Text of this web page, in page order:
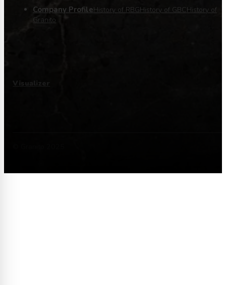
Company ProfileHistory of RBGHistory of GBC History of
Granito
Visualizer